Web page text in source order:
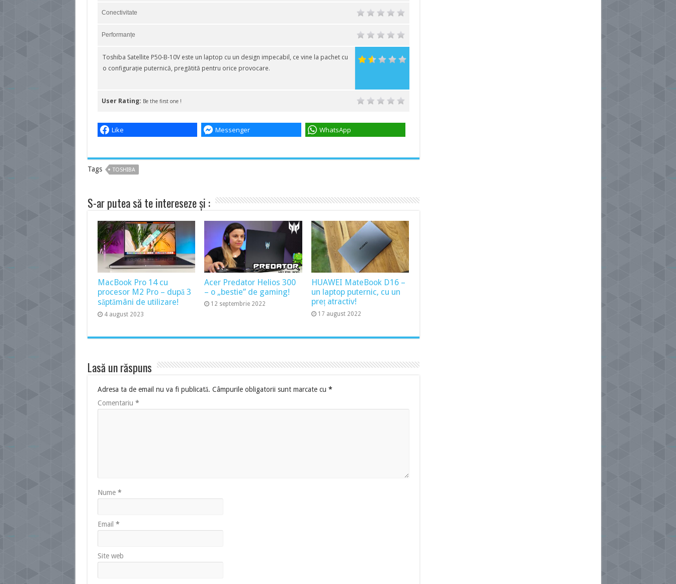
Conectivitate
Performanțe
Toshiba Satellite P50-B-10V este un laptop cu un design impecabil, ce vine la pachet cu
o configurație puternică, pregătită pentru orice provocare.
User Rating: Be the first one !
Like Messenger WhatsApp
Tags TOSHIBA
S-ar putea să te intereseze și :
MacBook Pro 14 cu
procesor M2 Pro – după 3
săptămâni de utilizare!
4 august 2023
Acer Predator Helios 300
– o „bestie” de gaming!
12 septembrie 2022
HUAWEI MateBook D16 –
un laptop puternic, cu un
preț atractiv!
17 august 2022
Lasă un răspuns
Adresa ta de email nu va fi publicată. Câmpurile obligatorii sunt marcate cu *
Comentariu *
Nume *
Email *
Site web